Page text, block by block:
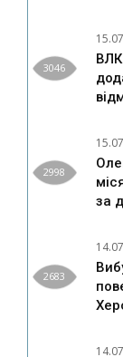
3046
2998
за
2683